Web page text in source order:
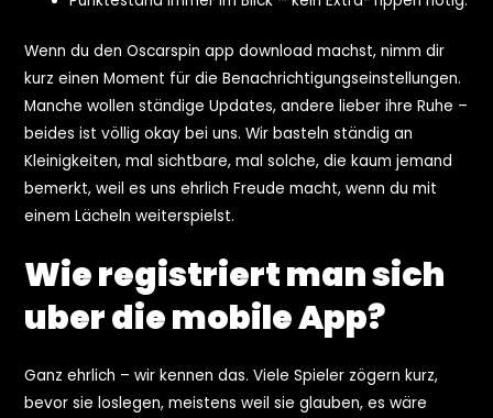
Wenn du den Oscarspin app download machst, nimm dir
kurz einen Moment für die Benachrichtigungseinstellungen.
Manche wollen ständige Updates, andere lieber ihre Ruhe –
beides ist völlig okay bei uns. Wir basteln ständig an
Kleinigkeiten, mal sichtbare, mal solche, die kaum jemand
bemerkt, weil es uns ehrlich Freude macht, wenn du mit
einem Lächeln weiterspielst.
Wie registriert man sich
uber die mobile App?
Ganz ehrlich – wir kennen das. Viele Spieler zögern kurz,
bevor sie loslegen, meistens weil sie glauben, es wäre